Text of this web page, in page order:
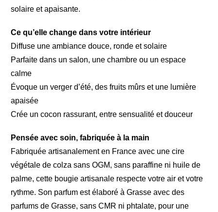
solaire et apaisante.
Ce qu’elle change dans votre intérieur
Diffuse une ambiance douce, ronde et solaire
Parfaite dans un salon, une chambre ou un espace
calme
Évoque un verger d’été, des fruits mûrs et une lumière
apaisée
Crée un cocon rassurant, entre sensualité et douceur
Pensée avec soin, fabriquée à la main
Fabriquée artisanalement en France avec une cire
végétale de colza sans OGM, sans paraffine ni huile de
palme, cette bougie artisanale respecte votre air et votre
rythme. Son parfum est élaboré à Grasse avec des
parfums de Grasse, sans CMR ni phtalate, pour une